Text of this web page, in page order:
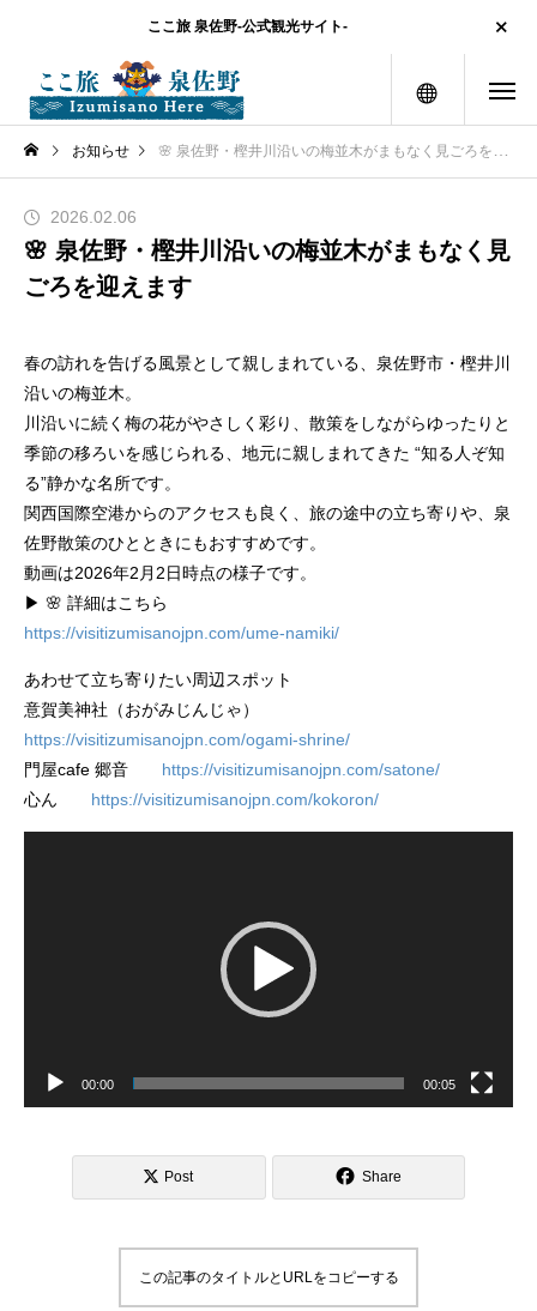
ここ旅 泉佐野-公式観光サイト-
メニュー
お知らせ 🌸 泉佐野・樫井川沿いの梅並木がまもなく見ごろを迎えます
🌸 泉佐野・樫井川沿いの梅並木がまもなく見
ごろを迎えます
2026.02.06
春の訪れを告げる風景として親しまれている、泉佐野市・樫井川
沿いの梅並木。
川沿いに続く梅の花がやさしく彩り、散策をしながらゆったりと
季節の移ろいを感じられる、地元に親しまれてきた “知る人ぞ知
る”静かな名所です。
関西国際空港からのアクセスも良く、旅の途中の立ち寄りや、泉
佐野散策のひとときにもおすすめです。
動画は2026年2月2日時点の様子です。
▶ 🌸 詳細はこちら
https://visitizumisanojpn.com/ume-namiki/
あわせて立ち寄りたい周辺スポット
意賀美神社（おがみじんじゃ）
https://visitizumisanojpn.com/ogami-shrine/
門屋cafe 郷音 https://visitizumisanojpn.com/satone/
心ん https://visitizumisanojpn.com/kokoron/
00:00 00:05
Post Share
この記事のタイトルとURLをコピーする